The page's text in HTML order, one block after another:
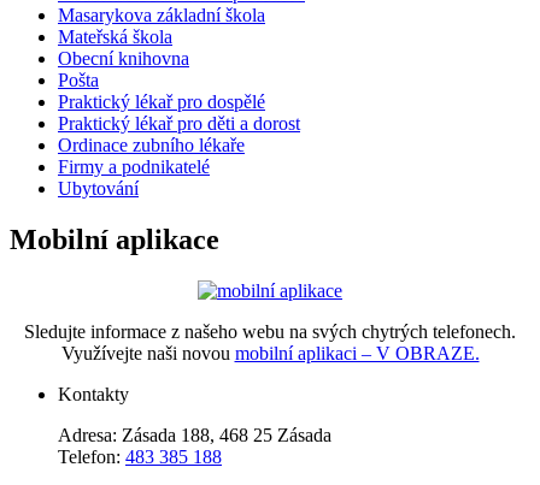
Masarykova základní škola
Mateřská škola
Obecní knihovna
Pošta
Praktický lékař pro dospělé
Praktický lékař pro děti a dorost
Ordinace zubního lékaře
Firmy a podnikatelé
Ubytování
Mobilní aplikace
Sledujte informace z našeho webu na svých chytrých telefonech.
Využívejte naši novou mobilní aplikaci – V OBRAZE.
Kontakty
Adresa: Zásada 188, 468 25 Zásada
Telefon: 483 385 188